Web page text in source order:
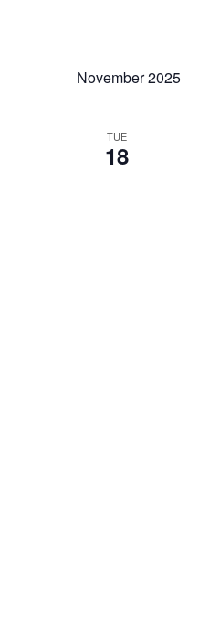
November 2025
TUE
18